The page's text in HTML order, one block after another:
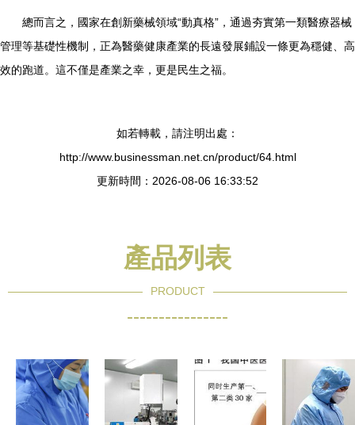
總而言之，國家在創新藥械領域“動真格”，通過夯實第一類醫療器械
管理等基礎性機制，正為醫藥健康產業的長遠發展鋪設一條更為穩健、高
效的跑道。這不僅是產業之幸，更是民生之福。
如若轉載，請注明出處：
http://www.businessman.net.cn/product/64.html
更新時間：2026-08-06 16:33:52
產品列表
PRODUCT
----------------